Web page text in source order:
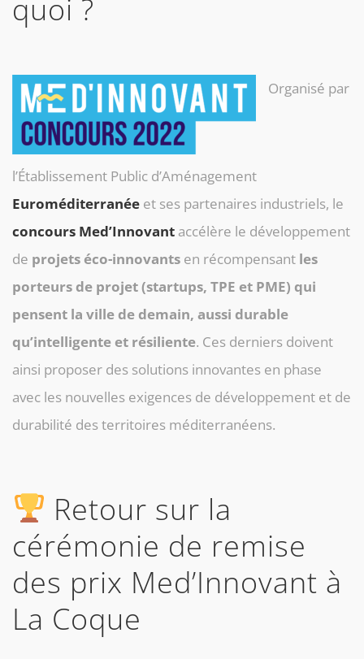
quoi ?
Organisé par
l’Établissement Public d’Aménagement
Euroméditerranée et ses partenaires industriels, le
concours Med’Innovant accélère le développement
de projets éco-innovants en récompensant les
porteurs de projet (startups, TPE et PME) qui
pensent la ville de demain, aussi durable
qu’intelligente et résiliente. Ces derniers doivent
ainsi proposer des solutions innovantes en phase
avec les nouvelles exigences de développement et de
durabilité des territoires méditerranéens.
Retour sur la
cérémonie de remise
des prix Med’Innovant à
La Coque